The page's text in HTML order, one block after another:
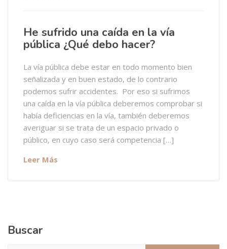
He sufrido una caída en la vía
pública ¿Qué debo hacer?
La vía pública debe estar en todo momento bien
señalizada y en buen estado, de lo contrario
podemos sufrir accidentes. Por eso si sufrimos
una caída en la vía pública deberemos comprobar si
había deficiencias en la vía, también deberemos
averiguar si se trata de un espacio privado o
público, en cuyo caso será competencia […]
Leer Más
Buscar